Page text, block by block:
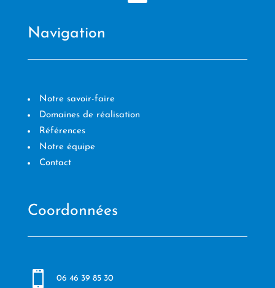
Navigation
Notre savoir-faire
Domaines de réalisation
Références
Notre équipe
Contact
Coordonnées
 06 46 39 85 30